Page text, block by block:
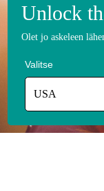
Suunnittele
vaihtosi
Ryhdy
Unlock
Olet jo askeleen
Valitse